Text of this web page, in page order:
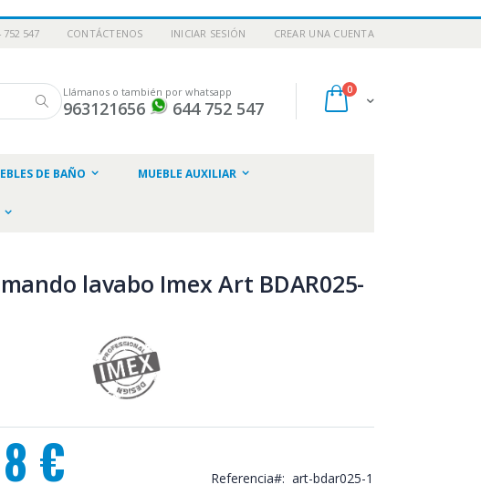
752 547 CONTÁCTENOS INICIAR SESIÓN CREAR UNA CUENTA
Cart
0artículos
Llámanos o también por whatsapp
963121656 644 752 547
DE BAÑO MUEBLE AUXILIAR
lavabo Imex Art BDAR025-
€ Referencia art-bdar025-1